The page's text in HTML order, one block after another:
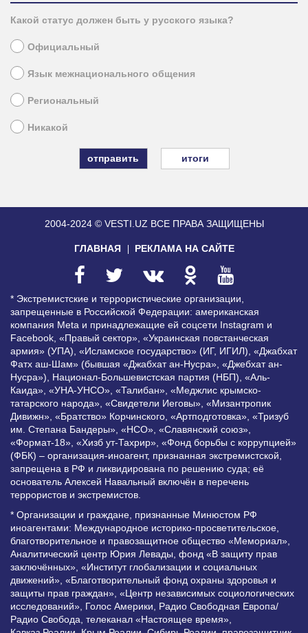
Какой статус должен быть у русского языка?
Официальный
Язык межнационального общения
Региональный
Никакой
итоги
2004-2024 © VESTI.UZ ВСЕ ПРАВА ЗАЩИЩЕНЫ
ГЛАВНАЯ РЕКЛАМА НА САЙТЕ
* Экстремистские и террористические организации,
запрещенные в Российской Федерации: американская
компания Meta и принадлежащие ей соцсети Instagram и
Facebook, «Правый сектор», «Украинская повстанческая
армия» (УПА), «Исламское государство» (ИГ, ИГИЛ), «Джабхат
Фатх аш-Шам» (бывшая «Джабхат ан-Нусра», «Джебхат ан-
Нусра»), Национал-Большевистская партия (НБП), «Аль-
Каида», «УНА-УНСО», «Талибан», «Меджлис крымско-
татарского народа», «Свидетели Иеговы», «Мизантропик
Дивижн», «Братство» Корчинского, «Артподготовка», «Тризуб
им. Степана Бандеры», «НСО», «Славянский союз»,
«Формат-18», «Хизб ут-Тахрир», «Фонд борьбы с коррупцией»
(ФБК) – организация-иноагент, признанная экстремистской,
запрещена в РФ и ликвидирована по решению суда; её
основатель Алексей Навальный включён в перечень
террористов и экстремистов.
* Организации и граждане, признанные Минюстом РФ
иноагентами: Международное историко-просветительское,
благотворительное и правозащитное общество «Мемориал»,
Аналитический центр Юрия Левады, фонд «В защиту прав
заключённых», «Институт глобализации и социальных
движений», «Благотворительный фонд охраны здоровья и
защиты прав граждан», «Центр независимых социологических
исследований», Голос Америки, Радио Свободная Европа/
Радио Свобода, телеканал «Настоящее время»,